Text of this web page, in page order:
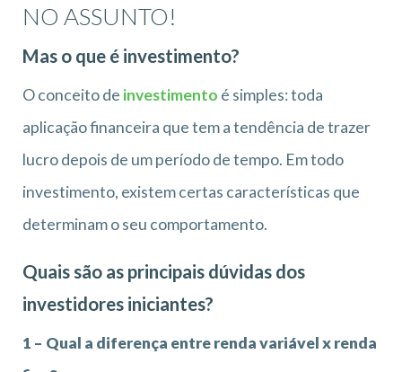
NO ASSUNTO!
Mas o que é investimento?
O conceito de investimento é simples: toda
aplicação financeira que tem a tendência de trazer
lucro depois de um período de tempo. Em todo
investimento, existem certas características que
determinam o seu comportamento.
Quais são as principais dúvidas dos
investidores iniciantes?
1 – Qual a diferença entre renda variável x renda